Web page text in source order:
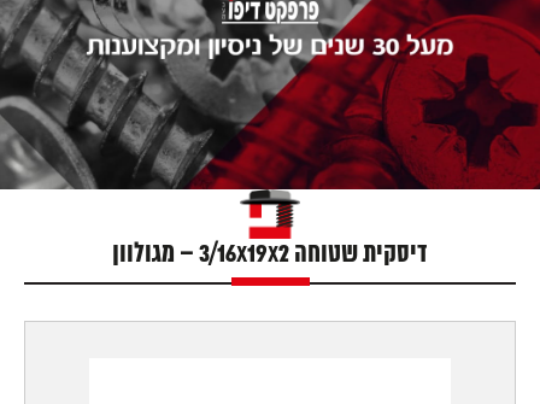
דיסקית שטוחה 3/16X19X2 – מגולוון